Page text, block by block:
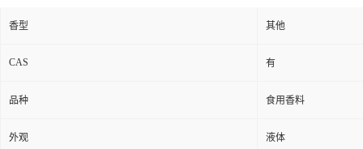
香型 其他
CAS 有
品种 食用香料
外观 液体